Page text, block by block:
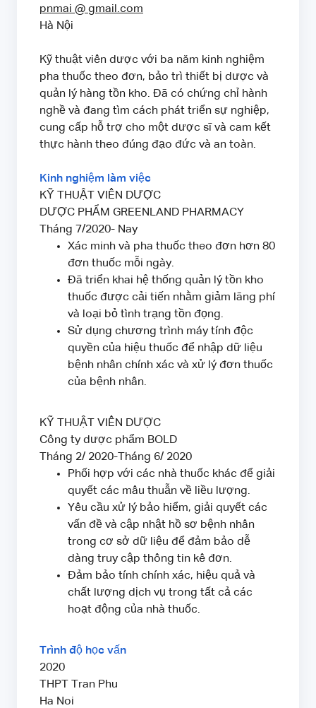
pnmai @ gmail.com
Hà Nội
Kỹ thuật viên dược với ba năm kinh nghiệm
pha thuốc theo đơn, bảo trì thiết bị dược và
quản lý hàng tồn kho. Đã có chứng chỉ hành
nghề và đang tìm cách phát triển sự nghiệp,
cung cấp hỗ trợ cho một dược sĩ và cam kết
thực hành theo đúng đạo đức và an toàn.
Kinh nghiệm làm việc
KỸ THUẬT VIÊN DƯỢC
DƯỢC PHẨM GREENLAND PHARMACY
Tháng 7/2020- Nay
Xác minh và pha thuốc theo đơn hơn 80
đơn thuốc mỗi ngày.
Đã triển khai hệ thống quản lý tồn kho
thuốc được cải tiến nhằm giảm lãng phí
và loại bỏ tình trạng tồn đọng.
Sử dụng chương trình máy tính độc
quyền của hiệu thuốc để nhập dữ liệu
bệnh nhân chính xác và xử lý đơn thuốc
của bệnh nhân.
KỸ THUẬT VIÊN DƯỢC
Công ty dược phẩm BOLD
Tháng 2/ 2020-Tháng 6/ 2020
Phối hợp với các nhà thuốc khác để giải
quyết các mâu thuẫn về liều lượng.
Yêu cầu xử lý bảo hiểm, giải quyết các
vấn đề và cập nhật hồ sơ bệnh nhân
trong cơ sở dữ liệu để đảm bảo dễ
dàng truy cập thông tin kê đơn.
Đảm bảo tính chính xác, hiệu quả và
chất lượng dịch vụ trong tất cả các
hoạt động của nhà thuốc.
Trình độ học vấn
2020
THPT Tran Phu
Ha Noi